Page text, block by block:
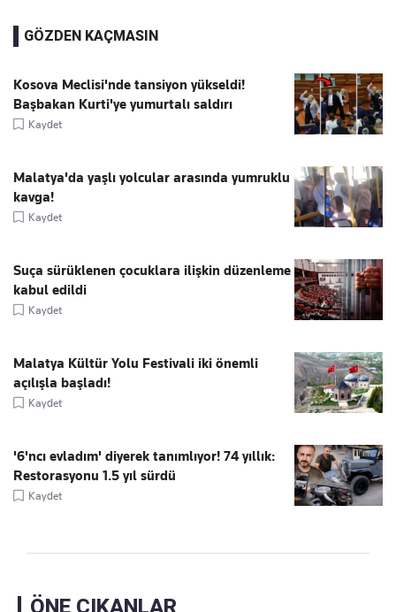
GÖZDEN KAÇMASIN
Kosova Meclisi'nde tansiyon yükseldi!
Başbakan Kurti'ye yumurtalı saldırı
Kaydet
Malatya'da yaşlı yolcular arasında yumruklu
kavga!
Kaydet
Suça sürüklenen çocuklara ilişkin düzenleme
kabul edildi
Kaydet
Malatya Kültür Yolu Festivali iki önemli
açılışla başladı!
Kaydet
'6'ncı evladım' diyerek tanımlıyor! 74 yıllık:
Restorasyonu 1.5 yıl sürdü
Kaydet
ÖNE ÇIKANLAR